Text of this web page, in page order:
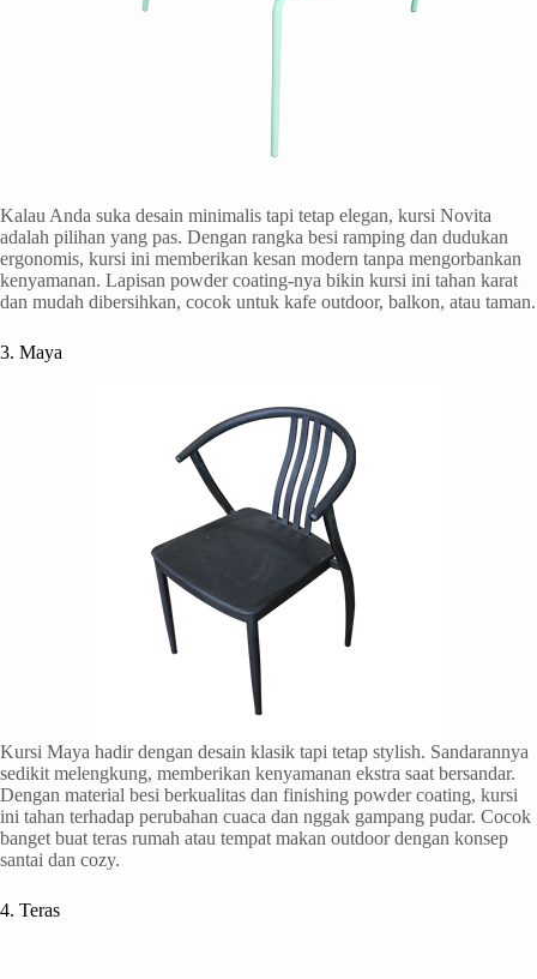
Kalau Anda suka desain minimalis tapi tetap elegan, kursi Novita
adalah pilihan yang pas. Dengan rangka besi ramping dan dudukan
ergonomis, kursi ini memberikan kesan modern tanpa mengorbankan
kenyamanan. Lapisan powder coating-nya bikin kursi ini tahan karat
dan mudah dibersihkan, cocok untuk kafe outdoor, balkon, atau taman.
3. Maya
Kursi Maya hadir dengan desain klasik tapi tetap stylish. Sandarannya
sedikit melengkung, memberikan kenyamanan ekstra saat bersandar.
Dengan material besi berkualitas dan finishing powder coating, kursi
ini tahan terhadap perubahan cuaca dan nggak gampang pudar. Cocok
banget buat teras rumah atau tempat makan outdoor dengan konsep
santai dan cozy.
4. Teras